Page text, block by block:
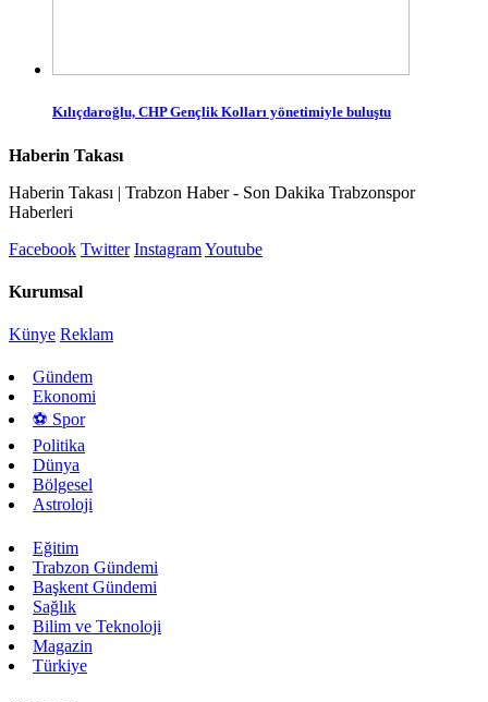
Kılıçdaroğlu, CHP Gençlik Kolları yönetimiyle buluştu
Haberin Takası
Haberin Takası | Trabzon Haber - Son Dakika Trabzonspor
Haberleri
Facebook Twitter InstagramYoutube
Kurumsal
Künye Reklam
Gündem
Ekonomi
⚽ Spor
Politika
Dünya
Bölgesel
Astroloji
Eğitim
Trabzon Gündemi
Başkent Gündemi
Sağlık
Bilim ve Teknoloji
Magazin
Türkiye